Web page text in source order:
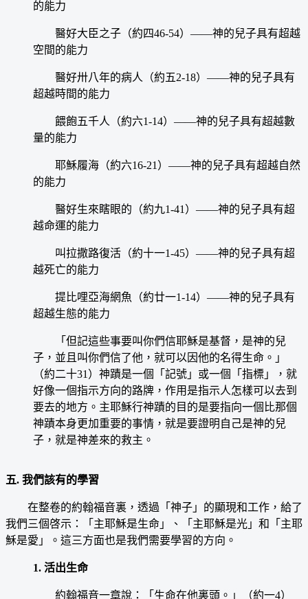
的能力
醫好大臣之子（約四46-54）——神的兒子具有超越
空間的能力
醫好卅八年的病人（約五2-18）——神的兒子具有
超越時間的能力
餵飽五千人（約六1-14）——神的兒子具有超越數
量的能力
耶穌履海（約六16-21）——神的兒子具有超越自然
的能力
醫好生來瞎眼的（約九1-41）——神的兒子具有超
越命運的能力
叫拉撒路復活（約十一1-45）——神的兒子具有超
越死亡的能力
提比哩亞海網魚（約廿一1-14）——神的兒子具有
超越生態的能力
「但記這些事要叫你們信耶穌是基督，是神的兒
子，並且叫你們信了他，就可以因他的名得生命。」
（約二十31）神蹟是一個「記號」或一個「指標」，就
好像一個指示方向的路牌，作用是指示人怎樣可以去到
要去的地方。主耶穌行神蹟的目的是要指向一個比那個
神蹟本身更加重要的事情，就是要證明自己是神的兒
子，就是神差來的救主。
五. 我們該有的學習
在整卷的約翰福音裏，透過「神子」的顯現和工作，給了
我們三個啓示：「主耶穌是生命」、「主耶穌是光」和「主耶
穌是愛」。這三方面也是我們需要學習的方向。
1. 活出生命
約翰福音一章說：「生命在他裏頭。」（約一4）